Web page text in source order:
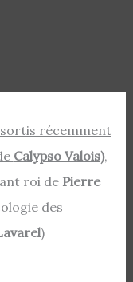
sortis récemment
Calypso Valois),
roi de Pierre
des
)